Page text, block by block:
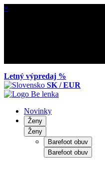
×
Letný výpredaj %
SK / EUR
Novinky
Ženy
Ženy
Barefoot obuv
Barefoot obuv